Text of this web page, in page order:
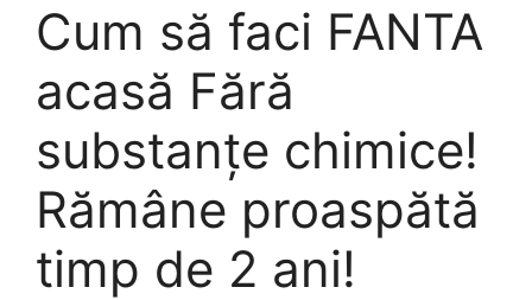
Cum să faci FANTA
acasă Fără
substanțe chimice!
Rămâne proaspătă
timp de 2 ani!